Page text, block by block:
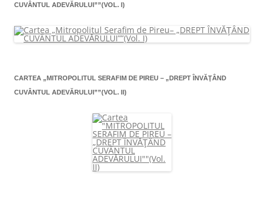
CUVÂNTUL ADEVĂRULUI””(VOL. I)
CARTEA „MITROPOLITUL SERAFIM DE PIREU – „DREPT ÎNVĂŢÂND
CUVÂNTUL ADEVĂRULUI””(VOL. II)